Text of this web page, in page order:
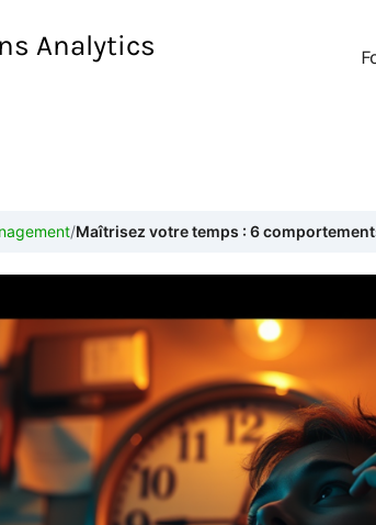
Analytics
/Maîtrisez votre temps : 6